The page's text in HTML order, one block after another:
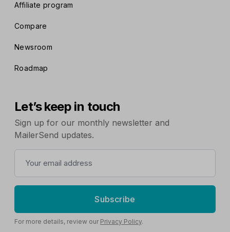
Affiliate program
Compare
Newsroom
Roadmap
Let’s keep in touch
Sign up for our monthly newsletter and
MailerSend updates.
Subscribe
For more details, review our Privacy Policy.